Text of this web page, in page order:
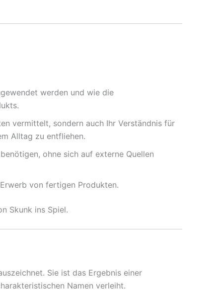
werden und wie die
vermittelt, sondern auch Ihr Verständnis für
Alltag zu entfliehen.
ohne sich auf externe Quellen
von fertigen Produkten.
Skunk ins Spiel.
Sie ist das Ergebnis einer
Namen verleiht.